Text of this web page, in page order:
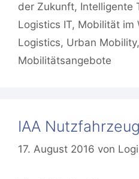
der Zukunft, Intelligente
Logistics IT, Mobilität im
Logistics, Urban Mobility,
Mobilitätsangebote
IAA
17. August 2016 von